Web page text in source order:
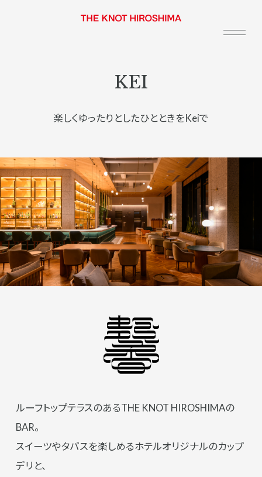
KEI
楽しくゆったりとしたひとときをKeiで
ルーフトップテラスのあるTHE KNOT HIROSHIMAの
BAR。
スイーツやタパスを楽しめるホテルオリジナルのカップ
デリと、